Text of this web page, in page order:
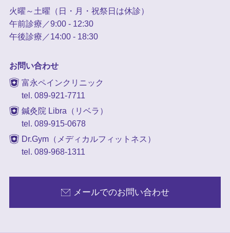
火曜～土曜（日・月・祝祭日は休診）
午前診療／9:00 - 12:30
午後診療／14:00 - 18:30
お問い合わせ
富永ペインクリニック
tel. 089-921-7711
鍼灸院 Libra（リベラ）
tel. 089-915-0678
Dr.Gym（メディカルフィットネス）
tel. 089-968-1311
メールでのお問い合わせ